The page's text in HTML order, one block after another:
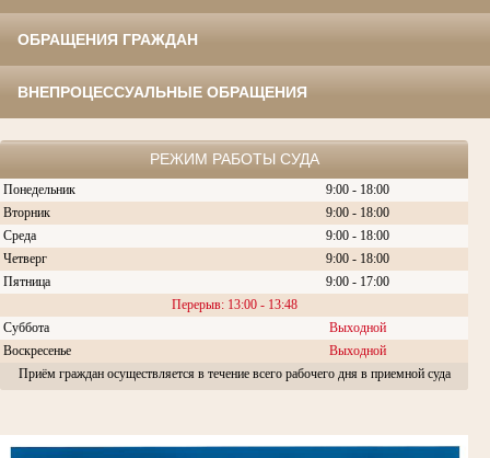
ОБРАЩЕНИЯ ГРАЖДАН
ВНЕПРОЦЕССУАЛЬНЫЕ ОБРАЩЕНИЯ
РЕЖИМ РАБОТЫ СУДА
Понедельник
9:00 - 18:00
Вторник
9:00 - 18:00
Среда
9:00 - 18:00
Четверг
9:00 - 18:00
Пятница
9:00 - 17:00
Перерыв: 13:00 - 13:48
Суббота
Выходной
Воскресенье
Выходной
Приём граждан осуществляется в течение всего рабочего дня в приемной суда